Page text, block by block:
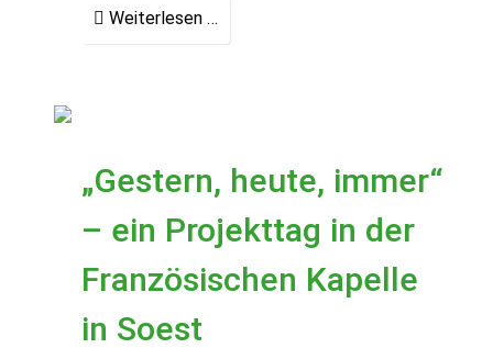
Weiterlesen …
„Gestern, heute, immer“
– ein Projekttag in der
Französischen Kapelle
in Soest